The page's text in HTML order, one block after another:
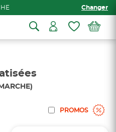
Changer
PROMOS